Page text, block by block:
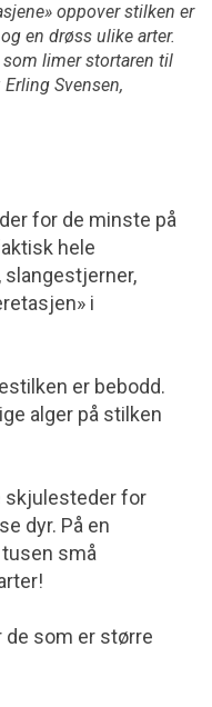
oppover stilken er
en drøss ulike arter.
som limer stortaren til
Svensen,
for de minste på
hele
i
er bebodd.
alger på stilken
skjulesteder for
dyr. På en
små
som er større